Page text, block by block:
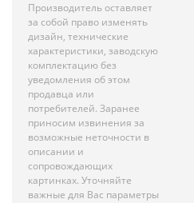
Производитель оставляет
за собой право изменять
дизайн, технические
характеристики, заводскую
комплектацию без
уведомления об этом
продавца или
потребителей. Заранее
приносим извинения за
возможные неточности в
описании и
сопровождающих
картинках. Уточняйте
важные для Вас параметры